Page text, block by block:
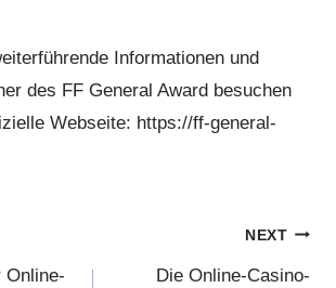
Informationen und
des FF General Award besuchen
Webseite: https://ff-general-
Online-
NEXT
Die Online-Casino-